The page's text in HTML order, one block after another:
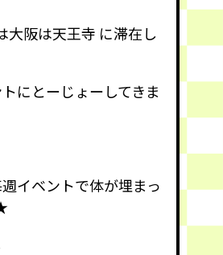
大阪は天王寺 に滞在し
にとーじょーしてきま
イベントで体が埋まっ